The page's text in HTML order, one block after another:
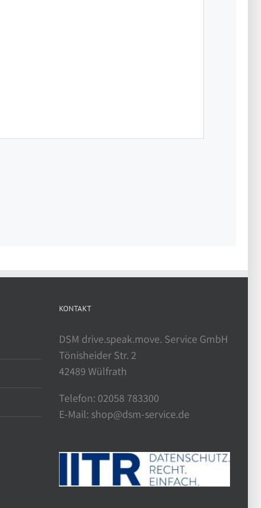
KONTAKT
DSM drive.speak.move. Service GmbH
Tönisheider Str. 2
42489 Wülfrath
Telefon: 02058 783300
E-Mail: shop@dsm-service.de